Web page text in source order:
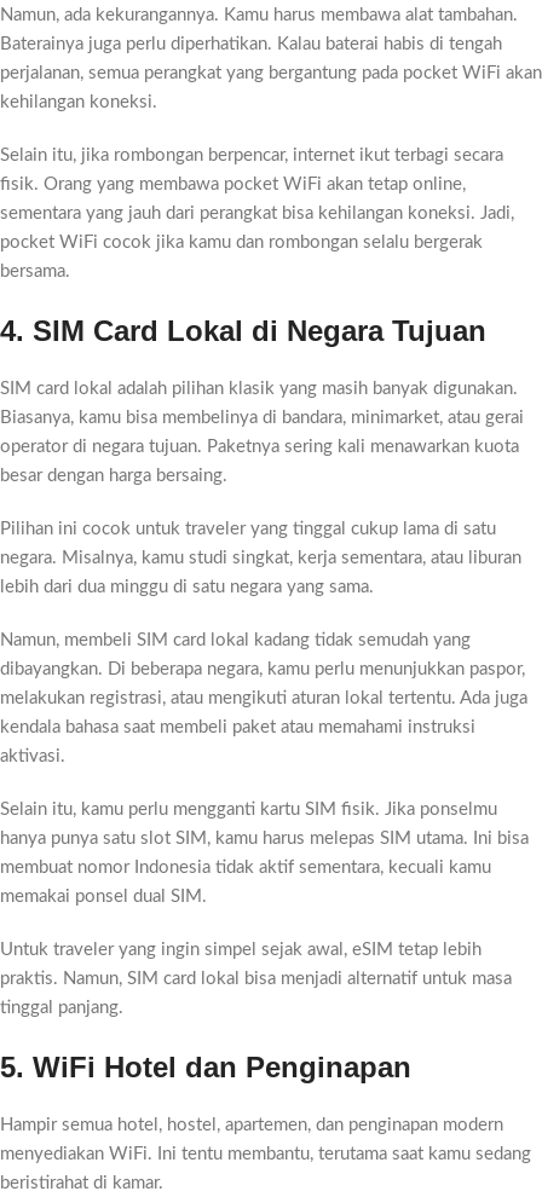
Namun, ada kekurangannya. Kamu harus membawa alat tambahan.
Baterainya juga perlu diperhatikan. Kalau baterai habis di tengah
perjalanan, semua perangkat yang bergantung pada pocket WiFi akan
kehilangan koneksi.
Selain itu, jika rombongan berpencar, internet ikut terbagi secara
fisik. Orang yang membawa pocket WiFi akan tetap online,
sementara yang jauh dari perangkat bisa kehilangan koneksi. Jadi,
pocket WiFi cocok jika kamu dan rombongan selalu bergerak
bersama.
4. SIM Card Lokal di Negara Tujuan
SIM card lokal adalah pilihan klasik yang masih banyak digunakan.
Biasanya, kamu bisa membelinya di bandara, minimarket, atau gerai
operator di negara tujuan. Paketnya sering kali menawarkan kuota
besar dengan harga bersaing.
Pilihan ini cocok untuk traveler yang tinggal cukup lama di satu
negara. Misalnya, kamu studi singkat, kerja sementara, atau liburan
lebih dari dua minggu di satu negara yang sama.
Namun, membeli SIM card lokal kadang tidak semudah yang
dibayangkan. Di beberapa negara, kamu perlu menunjukkan paspor,
melakukan registrasi, atau mengikuti aturan lokal tertentu. Ada juga
kendala bahasa saat membeli paket atau memahami instruksi
aktivasi.
Selain itu, kamu perlu mengganti kartu SIM fisik. Jika ponselmu
hanya punya satu slot SIM, kamu harus melepas SIM utama. Ini bisa
membuat nomor Indonesia tidak aktif sementara, kecuali kamu
memakai ponsel dual SIM.
Untuk traveler yang ingin simpel sejak awal, eSIM tetap lebih
praktis. Namun, SIM card lokal bisa menjadi alternatif untuk masa
tinggal panjang.
5. WiFi Hotel dan Penginapan
Hampir semua hotel, hostel, apartemen, dan penginapan modern
menyediakan WiFi. Ini tentu membantu, terutama saat kamu sedang
beristirahat di kamar.